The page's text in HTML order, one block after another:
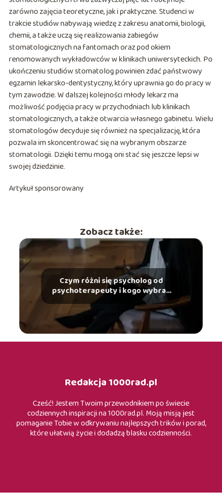
zarówno zajęcia teoretyczne, jak i praktyczne. Studenci w
trakcie studiów nabywają wiedzę z zakresu anatomii, biologii,
chemii, a także uczą się realizowania zabiegów
stomatologicznych na fantomach oraz pod okiem
renomowanych wykładowców w klinikach uniwersyteckich. Po
ukończeniu studiów stomatolog powinien zdać państwowy
egzamin lekarsko-dentystyczny, który uprawnia go do pracy w
tym zawodzie. W dalszej kolejności młody lekarz ma
możliwość podjęcia pracy w przychodniach lub klinikach
stomatologicznych, a także otwarcia własnego gabinetu. Wielu
stomatologów decyduje się również na specjalizację, która
pozwala im skoncentrować się na wybranym obszarze
stomatologii. Dzięki temu mogą oni stać się jeszcze lepsi w
swojej dziedzinie.
Artykuł sponsorowany
Zobacz także:
Czym różni się psycholog od
psychoterapeuty i kogo wybrać
w danej sytuacji?
Redakcja 1000rad.pl
Cześć! Jestem Twoim przewodnikiem po świecie
codziennych inspiracji na 1000rad.pl. Moją misją jest
pomaganie Tobie w odkrywaniu najlepszych trików i porad,
które ułatwią życie i dodadzą blasku codzienności.